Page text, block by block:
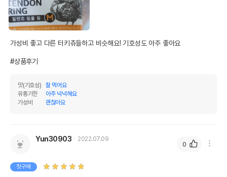
가성비 좋고 다른 터키츄들하고 비슷해요! 기호성도 아주 좋아요
#상품후기
맛(기호성)
잘 먹어요
유통기한
아주 넉넉해요
가성비
괜찮아요
Yun30903 2022.07.09
첫구매
0